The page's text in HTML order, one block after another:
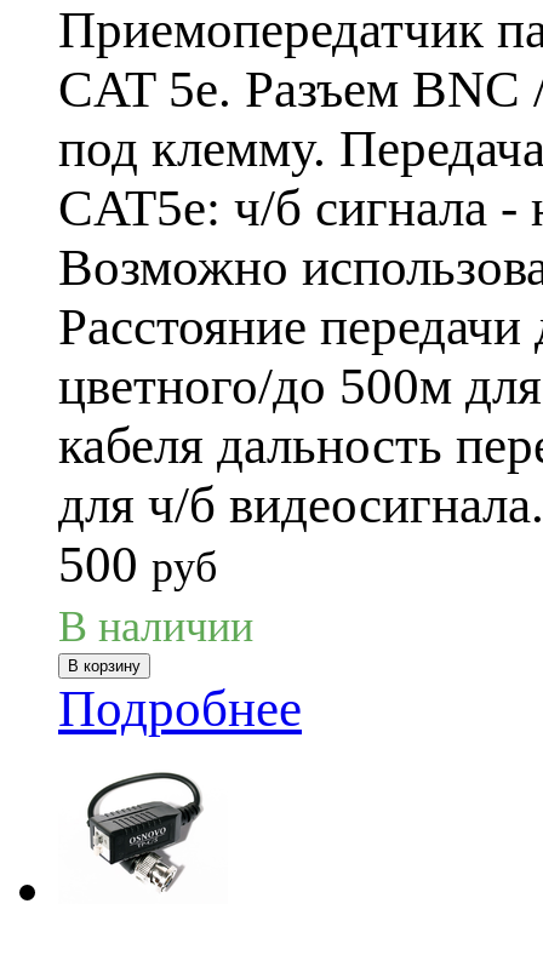
Приемопередатчик
CAT 5e. Разъем BNC
под клемму.
CAT5e: ч/б сигнала
Возможно
Расстояние
цветного/до 500м
кабеля дальность
для ч/б
500 руб
В наличии
Подробнее